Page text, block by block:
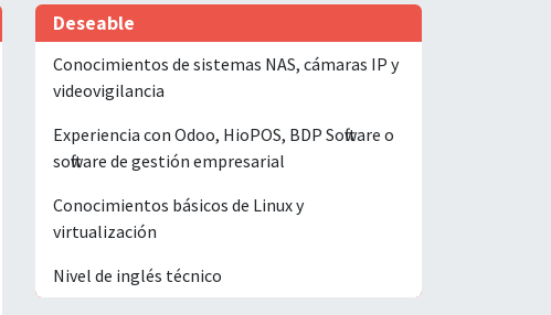
Deseable
Conocimientos de sistemas NAS, cámaras IP y
videovigilancia
Experiencia con Odoo, HioPOS, BDP Software o
software de gestión empresarial
Conocimientos básicos de Linux y
virtualización
Nivel de inglés técnico